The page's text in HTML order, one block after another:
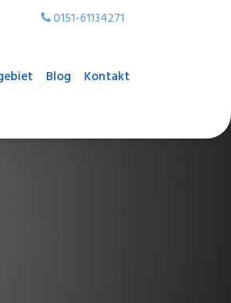
0151-61134271
Blog Kontakt